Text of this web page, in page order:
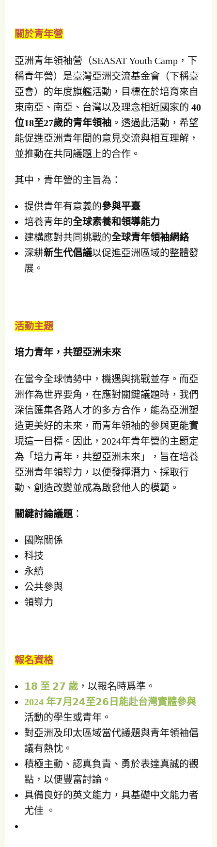
關於青年營
亞洲青年領袖營（SEASAT Youth Camp，下
稱青年營）是臺灣亞洲交流基金會（下稱臺
亞會）的年度旗艦活動，目標在於培育來自
東南亞、南亞、台灣以及理念相近國家的 40
位18至27歲的青年領袖 。透過此活動，希望
能促進亞洲青年間的意見交流與相互理解，
並推動在共同議題上的合作。
其中，青年營的主旨為：
提供青年有意義的參與平臺
培養青年的全球素養和領導能力
建構應對共同挑戰的全球青年領袖網絡
深耕新生代倡議以促進亞洲區域的整體發
展。
活動主題
培力青年，共塑亞洲未來
在當今全球情勢中，機遇與挑戰並存。而亞
洲作為世界要角，在應對關鍵議題時，我們
深信匯集各路人才的多方合作，能為亞洲塑
造更美好的未來，而青年領袖的參與更能實
現這一目標。因此，2024年青年營的主題定
為「培力青年，共塑亞洲未來」，旨在培養
亞洲青年領導力，以便發揮潛力、採取行
動、創造改變並成為啟發他人的模範。
關鍵討論議題 ：
國際關係
科技
永續
公共參與
領導力
報名資格
𝟭𝟴 至 𝟮𝟳 歲 ，以報名時爲準。
2024 年𝟳月 𝟮𝟰至𝟮𝟲 日能赴台灣實體參與
活動的學生或青年。
對亞洲及印太區域當代議題與青年領袖倡
議有熱忱。
積極主動、認真負責、勇於表達真誠的觀
點，以便豐富討論。
具備良好的英文能力，具基礎中文能力者
尤佳 。